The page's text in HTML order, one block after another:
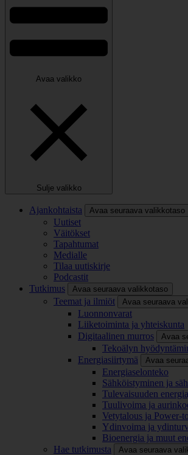
Avaa valikko
Sulje valikko
Ajankohtaista Avaa seuraava valikkotaso
Uutiset
Väitökset
Tapahtumat
Medialle
Tilaa uutiskirje
Podcastit
Tutkimus
Avaa seuraava valikkotaso
Teemat ja ilmiöt Avaa seuraava
Luonnonvarat
Liiketoiminta ja yhteiskunta
Digitaalinen murros
Avaa
Tekoälyn
Energiasiirtymä
Avaa
Energiaselonteko
Sähköistyminen ja
Tulevaisuuden
Tuulivoima ja
Vetytalous ja Power-
Ydinvoima ja
Bioenergia ja muut
Hae tutkimusta
Avaa seuraava